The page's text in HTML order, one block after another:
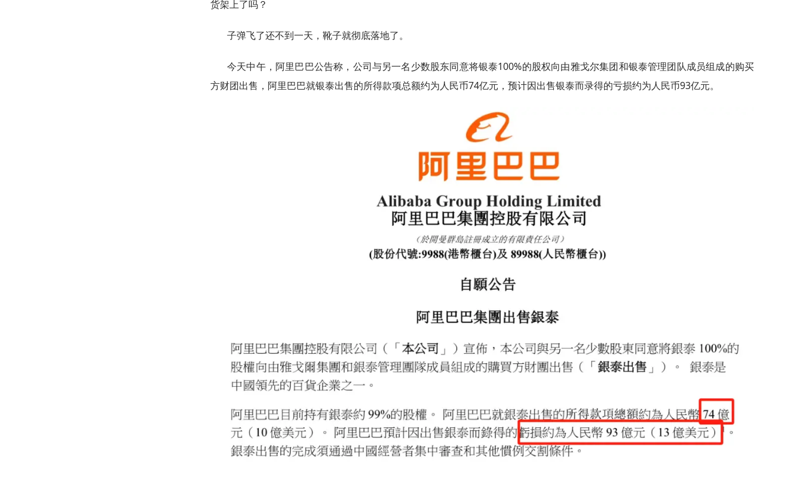
货架上了吗？
子弹飞了还不到一天，靴子就彻底落地了。
今天中午，阿里巴巴公告称，公司与另一名少数股东同意将银泰100%的股权向由雅戈尔集团和银泰管理团队成员组成的购买
方财团出售，阿里巴巴就银泰出售的所得款项总额约为人民币74亿元，预计因出售银泰而录得的亏损约为人民币93亿元。